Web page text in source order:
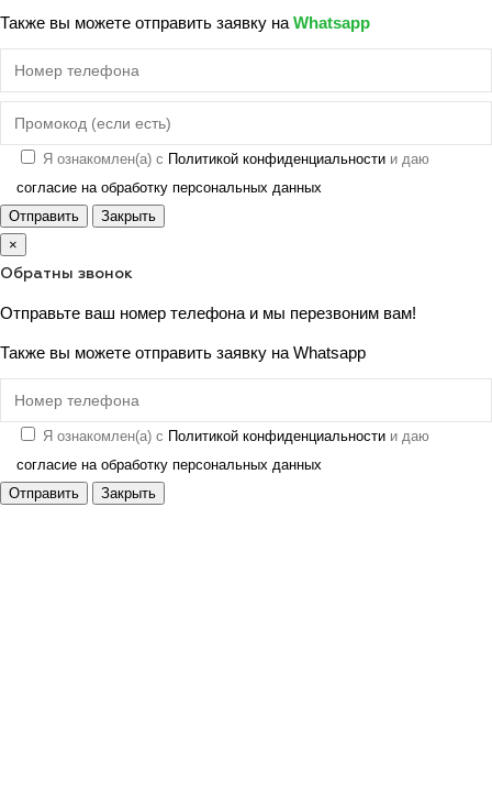
Также вы можете отправить заявку наWhatsapp
Я ознакомлен(а) с Политикой конфиденциальности и даю
согласие на обработку персональных данных
Отправить
Закрыть
×
Обратны звонок
Отправьте ваш номер телефона и мы перезвоним вам!
Также вы можете отправить заявку наWhatsapp
Я ознакомлен(а) с Политикой конфиденциальности и даю
согласие на обработку персональных данных
Отправить
Закрыть